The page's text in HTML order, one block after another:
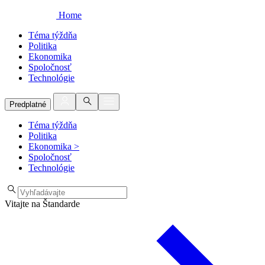
Home
Téma týždňa
Politika
Ekonomika
Spoločnosť
Technológie
Predplatné
Téma týždňa
Politika
Ekonomika >
Spoločnosť
Technológie
Vitajte na Štandarde